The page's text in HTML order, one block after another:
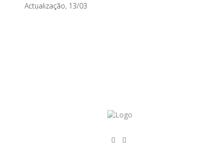
Actualização, 13/03